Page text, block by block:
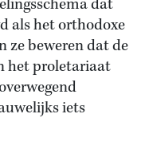
dat
als het orthodoxe
ze beweren dat de
het proletariaat
iets